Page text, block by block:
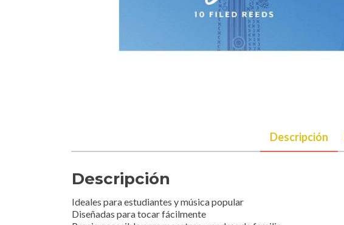
Descripción
Descripción
Ideales para estudiantes y música popular
Diseñadas para tocar fácilmente